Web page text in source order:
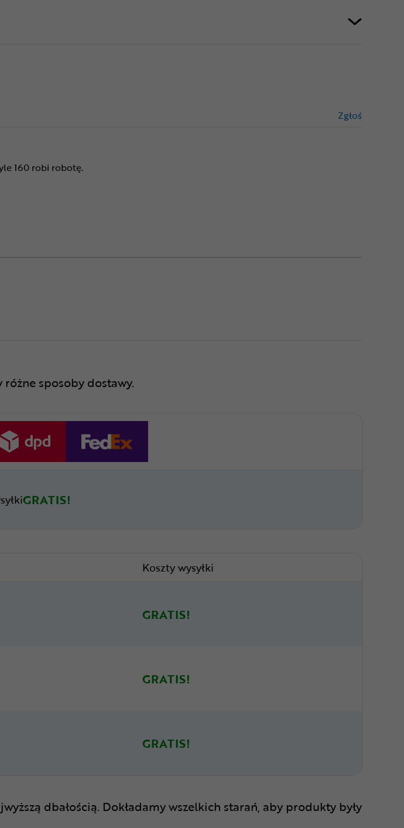
Zgłoś
160 robi robotę.
sposoby dostawy.
GRATIS!
Koszty wysyłki
GRATIS!
GRATIS!
GRATIS!
dbałością. Dokładamy wszelkich starań, aby produkty były